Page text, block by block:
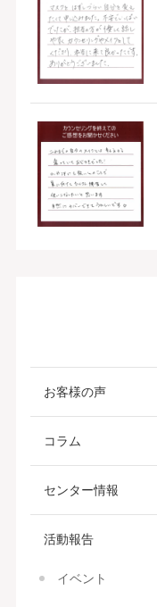
お客様の声
コラム
センター情報
活動報告
イベント